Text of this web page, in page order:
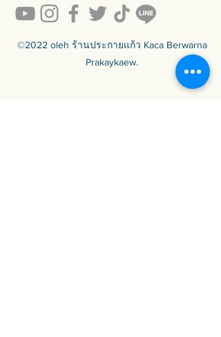
©2022 oleh ร้านประกายแก้ว Kaca Berwarna
Prakaykaew.